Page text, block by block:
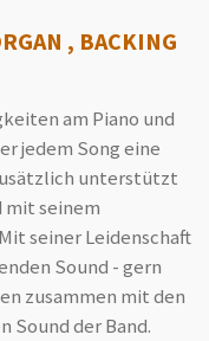
, BACKING
am Piano und
jedem Song eine
unterstützt
mit seinem
seiner Leidenschaft
Sound - gern
zusammen mit den
Sound der Band.